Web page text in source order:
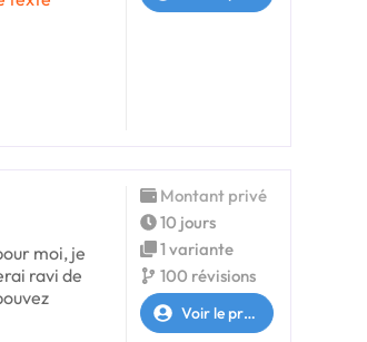
moi, je
ravi de
Montant privé
10 jours
1 variante
100 révisions
Voir le profil